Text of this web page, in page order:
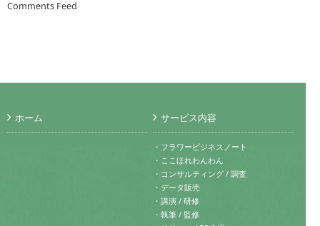
Comments Feed
ホーム サービス内容
・フラワービジネスノート
・ここほれわんわん
・コンサルティング / 調査
・データ販売
・講演 / 研修
・執筆 / 監修